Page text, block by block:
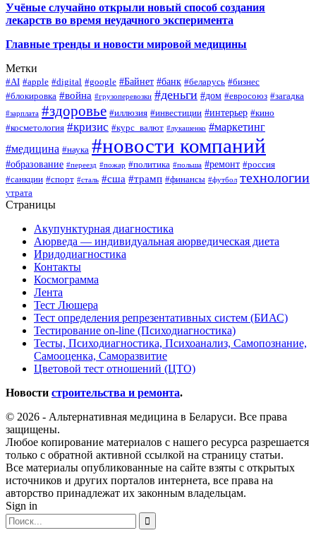
Учёные случайно открыли новый способ создания
лекарств во время неудачного эксперимента
Главные тренды и новости мировой медицины
Метки
#AI #apple #digital #google #Байнет #банк #беларусь #бизнес
#блокировка #война #грузоперевозки #деньги #дом #евросоюз #загадка
#зарплата #здоровье #иллюзия #инвестиции #интерьер #кино
#косметология #кризис #курс_валют #лукашенко #маркетинг
#медицина #наука #новости компаний
#образование #переезд #пожар #политика #польша #ремонт #россия
#санкции #спорт #сталь #сша #трамп #финансы #футбол технологии
утрата
Страницы
Акупунктурная диагностика
Аюрведа — индивидуальная аюрведическая диета
Иридодиагностика
Контакты
Космограмма
Лента
Тест Люшера
Тест определения репрезентативных систем (БИАС)
Тестирование on-line (Психодиагностика)
Тесты, Психодиагностика, Психоанализ, Самопознание,
Самооценка, Саморазвитие
Цветовой тест отношений (ЦТО)
Новости строительства и ремонта.
© 2026 - Альтернативная медицина в Беларуси. Все права
защищены.
Любое копирование материалов с нашего ресурса разрешается
только с обратной активной ссылкой на страницу статьи.
Все материалы опубликованные на сайте взяты с открытых
источников и других порталов интернета, все права на
авторство принадлежат их законным владельцам.
Sign in